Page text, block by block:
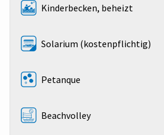
Kinderbecken, beheizt
Solarium (kostenpflichtig)
Petanque
Beachvolley